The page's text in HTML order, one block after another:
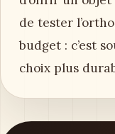
de tester
budget : c’est
choix plus